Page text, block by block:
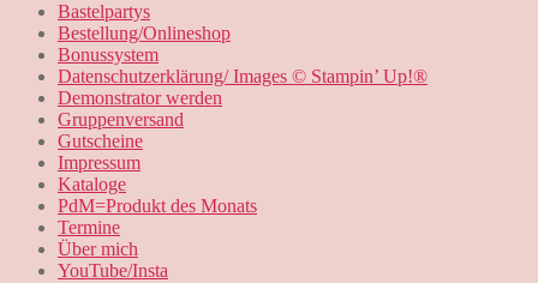
Bastelpartys
Bestellung/Onlineshop
Bonussystem
Datenschutzerklärung/ Images © Stampin’ Up!®
Demonstrator werden
Gruppenversand
Gutscheine
Impressum
Kataloge
PdM=Produkt des Monats
Termine
Über mich
YouTube/Insta